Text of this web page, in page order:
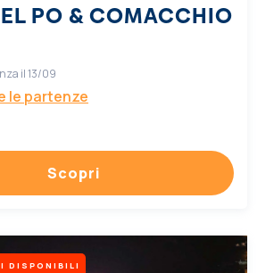
PO & COMACCHIO
il 13/09
le partenze
Scopri
DISPONIBILI